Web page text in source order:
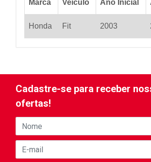
Marca Veiculo Ano Inicial
Honda Fit 2003
Cadastre-se para receber
ofertas!